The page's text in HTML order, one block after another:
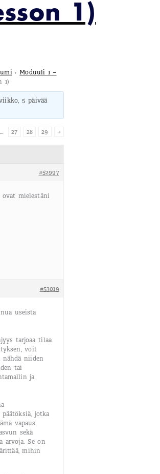
1)
› Moduuli 1 –
1)
5 päivää
… 27 28 29 →
#52997
ovat mielestäni
#53019
useista
tarjoaa tilaa
voit
nähdä niiden
tai
ja
jotka
vapaus
sekä
arvoja. Se on
mihin